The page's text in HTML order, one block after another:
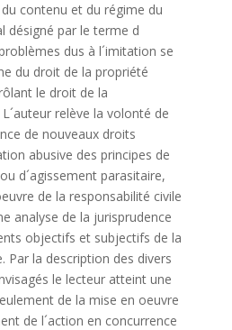
contenu et du régime du
désigné par le terme d
dus à l´imitation se
du droit de la propriété
le droit de la
relève la volonté de
de nouveaux droits
abusive des principes de
d´agissement parasitaire,
de la responsabilité civile
analyse de la jurisprudence
objectifs et subjectifs de la
Par la description des divers
le lecteur atteint une
de la mise en oeuvre
de l´action en concurrence